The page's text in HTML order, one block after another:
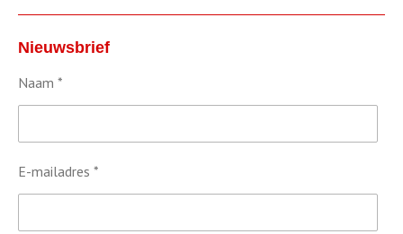
Nieuwsbrief
Naam *
E-mailadres *